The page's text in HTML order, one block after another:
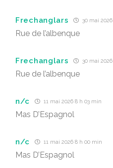
Frechanglars 30 mai
Rue de l’albenque
Frechanglars 30 mai
Rue de l’albenque
n/c 11 mai 2026 8 h 03 min
Mas D’Espagnol
n/c 11 mai 2026 8 h 00 min
Mas D’Espagnol